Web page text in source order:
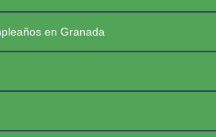
en Granada
FotoBaby